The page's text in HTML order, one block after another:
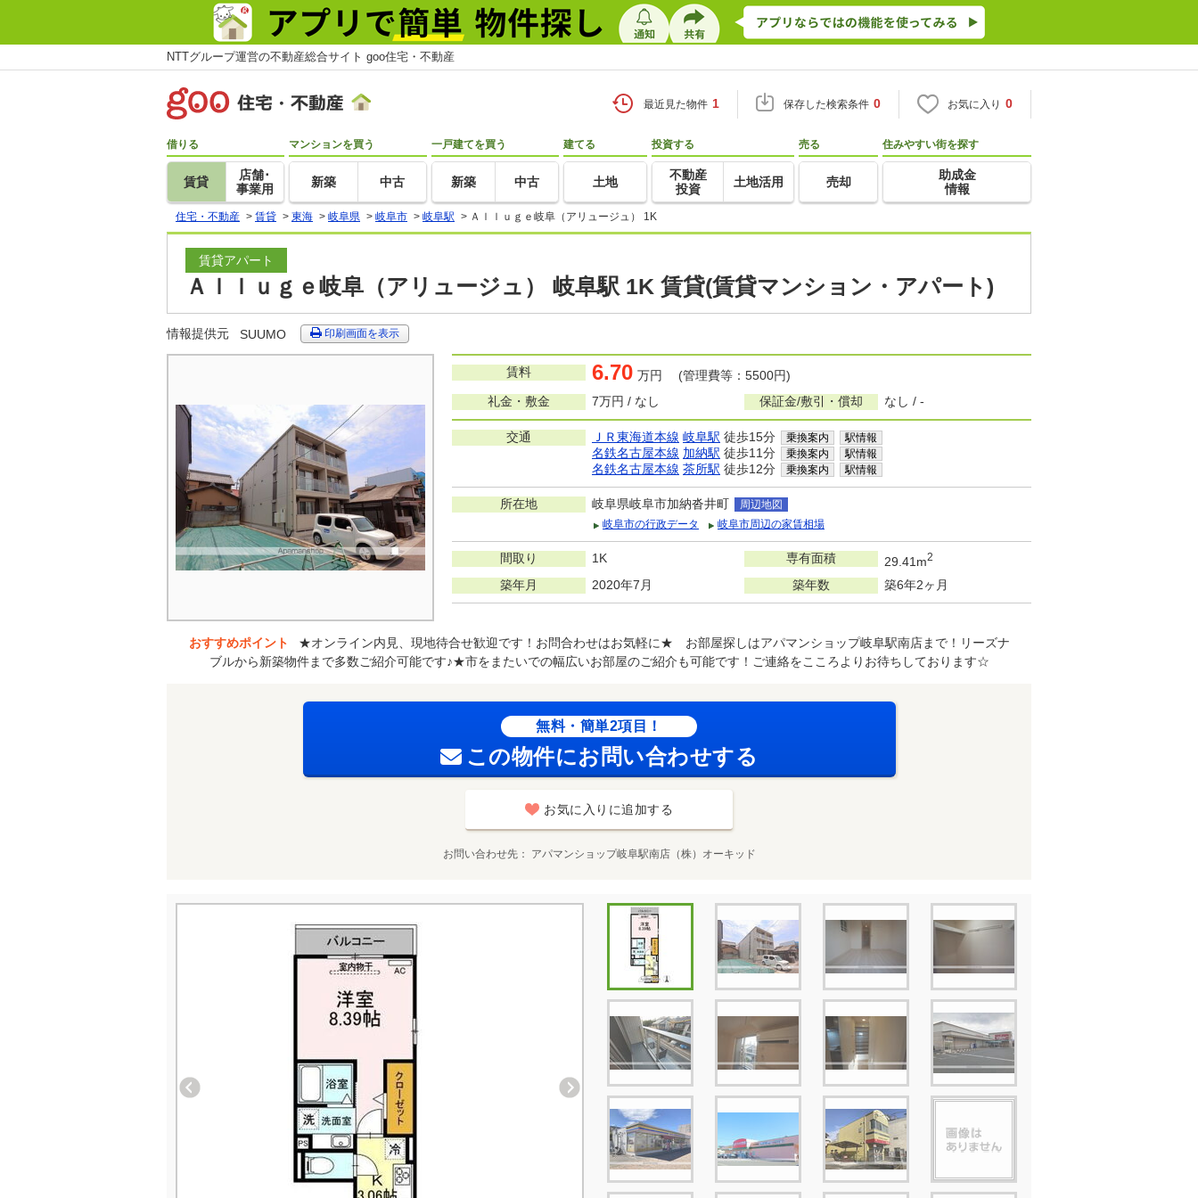
NTTグループ運営の不動産総合サイト goo住宅・不動産
最近見た物件 1 保存した検索条件 0 お気に入り 0
借りる
賃貸
店舗･
事業用
マンションを買う
新築 中古
一戸建てを買う
新築 中古
建てる
土地
投資する
不動産
投資
土地活用
売る
売却
住みやすい街を探す
助成金
情報
住宅・不動産 > 賃貸 > 東海 > 岐阜県 > 岐阜市 > 岐阜駅 > Ａｌｌｕｇｅ岐阜（アリュージュ） 1K
賃貸アパート
Ａｌｌｕｇｅ岐阜（アリュージュ） 岐阜駅 1K 賃貸(賃貸マンション・アパート)
情報提供元 SUUMO 印刷画面を表示
賃料 6.70 万円 (管理費等：5500円)
礼金・敷金
7万円 / なし 保証金/敷引・償却 なし / -
交通 ＪＲ東海道本線 岐阜駅 徒歩15分 乗換案内 駅情報
名鉄名古屋本線 加納駅 徒歩11分 乗換案内 駅情報
名鉄名古屋本線 茶所駅 徒歩12分 乗換案内 駅情報
所在地 岐阜県岐阜市加納沓井町
周辺地図
岐阜市の行政データ
岐阜市周辺の家賃相場
間取り 1K 専有面積 29.41m2
築年月 2020年7月 築年数 築6年2ヶ月
おすすめポイント
★オンライン内見、現地待合せ歓迎です！お問合わせはお気軽に★ お部屋探しはアパマンショップ岐阜駅南店まで！リーズナ
ブルから新築物件まで多数ご紹介可能です♪★市をまたいでの幅広いお部屋のご紹介も可能です！ご連絡をこころよりお待ちしております☆
無料・簡単2項目！
この物件にお問い合わせする
お気に入りに追加する
お問い合わせ先 アパマンショップ岐阜駅南店（株）オーキッド